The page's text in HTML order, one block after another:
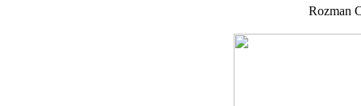
Rozman